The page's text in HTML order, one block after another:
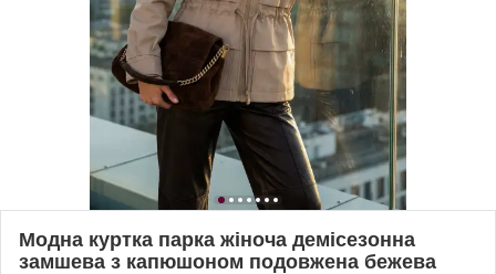
Модна куртка парка жіноча демісезонна
замшева з капюшоном подовжена бежева